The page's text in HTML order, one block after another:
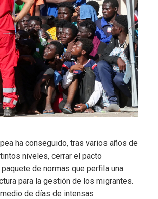
ha conseguido, tras varios años de
niveles, cerrar el pacto
de normas que perfila una
para la gestión de los migrantes.
de días de intensas